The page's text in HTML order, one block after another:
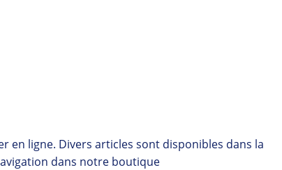
en ligne. Divers articles sont disponibles dans la
dans notre boutique